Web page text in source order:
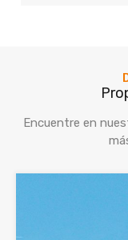
Encuentre en